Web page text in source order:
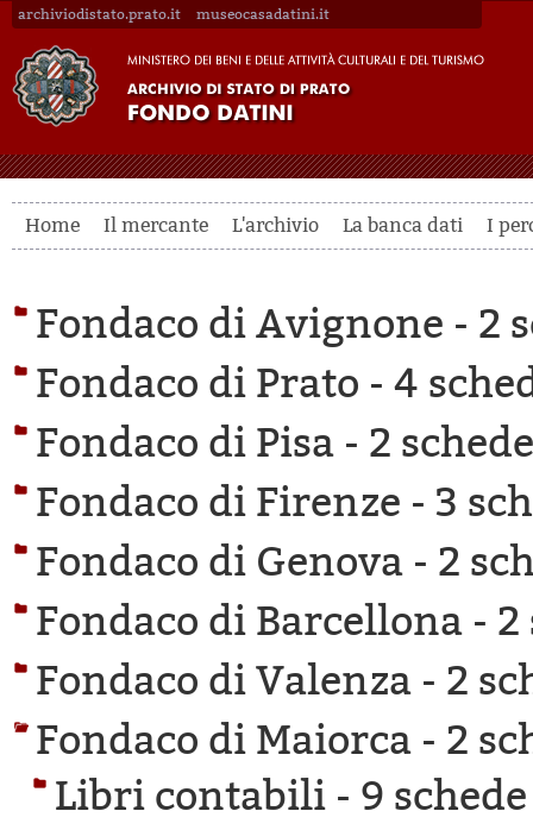
archiviodistato.prato.it museocasadatini.it
Home Il mercante L'archivio La banca dati I
Fondaco di Avignone - 2
Fondaco di Prato - 4
Fondaco di Pisa - 2
Fondaco di Firenze - 3
Fondaco di Genova - 2
Fondaco di Barcellona - 2
Fondaco di Valenza - 2
Fondaco di Maiorca - 2
Libri contabili - 9